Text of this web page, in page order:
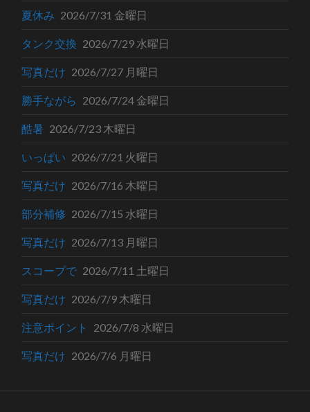
夏休み 2026/7/31 金曜日
タンク交換 2026/7/29 水曜日
写真だけ 2026/7/27 月曜日
勝手ながら 2026/7/24 金曜日
酷暑 2026/7/23 木曜日
いっぱい 2026/7/21 火曜日
写真だけ 2026/7/16 木曜日
部分補修 2026/7/15 水曜日
写真だけ 2026/7/13 月曜日
スコープで 2026/7/11 土曜日
写真だけ 2026/7/9 木曜日
注意ポイント 2026/7/8 水曜日
写真だけ 2026/7/6 月曜日